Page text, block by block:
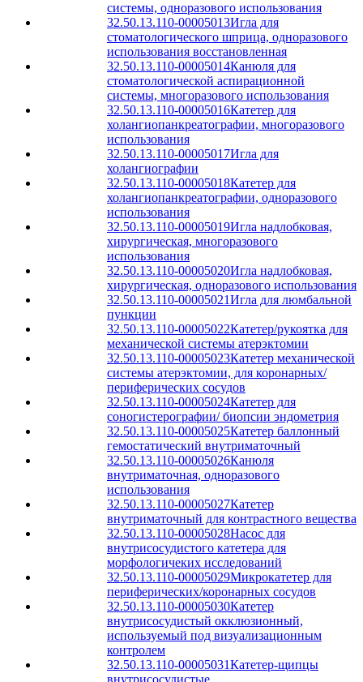
системы, одноразового использования
32.50.13.110-00005013Игла для
стоматологического шприца, одноразового
использования восстановленная
32.50.13.110-00005014Канюля для
стоматологической аспирационной
системы, многоразового использования
32.50.13.110-00005016Катетер для
холангиопанкреатографии, многоразового
использования
32.50.13.110-00005017Игла для
холангиографии
32.50.13.110-00005018Катетер для
холангиопанкреатографии, одноразового
использования
32.50.13.110-00005019Игла надлобковая,
хирургическая, многоразового
использования
32.50.13.110-00005020Игла надлобковая,
хирургическая, одноразового использования
32.50.13.110-00005021Игла для люмбальной
пункции
32.50.13.110-00005022Катетер/рукоятка для
механической системы атерэктомии
32.50.13.110-00005023Катетер механической
системы атерэктомии, для коронарных/
периферических сосудов
32.50.13.110-00005024Катетер для
соногистерографии/ биопсии эндометрия
32.50.13.110-00005025Катетер баллонный
гемостатический внутриматочный
32.50.13.110-00005026Канюля
внутриматочная, одноразового
использования
32.50.13.110-00005027Катетер
внутриматочный для контрастного вещества
32.50.13.110-00005028Насос для
внутрисосудистого катетера для
морфологичеких исследований
32.50.13.110-00005029Микрокатетер для
периферических/коронарных сосудов
32.50.13.110-00005030Катетер
внутрисосудистый окклюзионный,
используемый под визуализационным
контролем
32.50.13.110-00005031Катетер-щипцы
внутрисосудистые